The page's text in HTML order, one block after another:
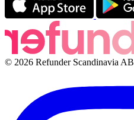
© 2026 Refunder Scandinavia AB